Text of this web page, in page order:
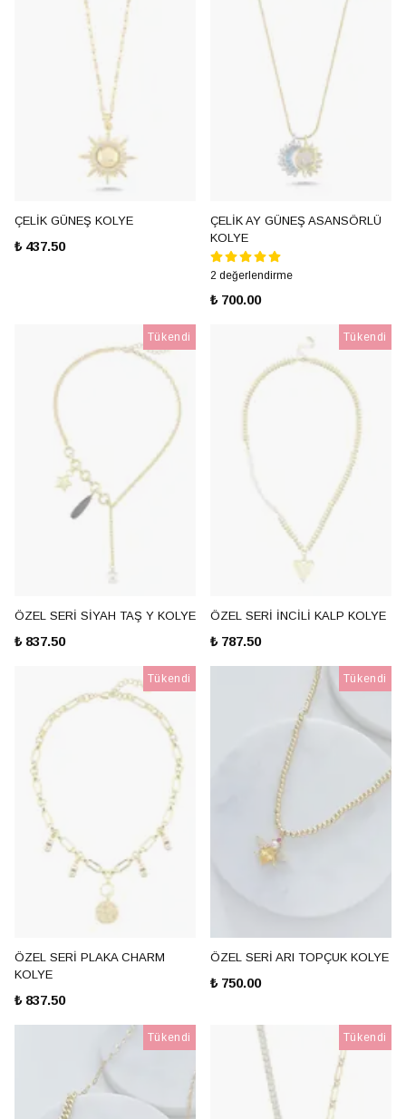
ÇELİK GÜNEŞ KOLYE
₺ 437.50
ÇELİK AY GÜNEŞ ASANSÖRLÜ
KOLYE
2 değerlendirme
₺ 700.00
Tükendi
ÖZEL SERİ SİYAH TAŞ Y KOLYE
₺ 837.50
Tükendi
ÖZEL SERİ İNCİLİ KALP KOLYE
₺ 787.50
Tükendi
ÖZEL SERİ PLAKA CHARM
KOLYE
₺ 837.50
Tükendi
ÖZEL SERİ ARI TOPÇUK KOLYE
₺ 750.00
Tükendi Tükendi